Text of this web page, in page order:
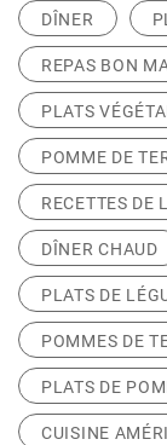
DÎNER
REPAS BON
PLATS
POMME DE
RECETTES DE
DÎNER CHAUD
PLATS DE
POMMES DE
PLATS DE
CUISINE